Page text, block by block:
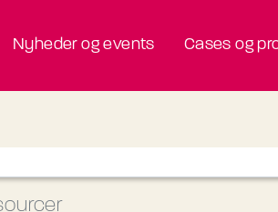
Nyheder og events Cases og